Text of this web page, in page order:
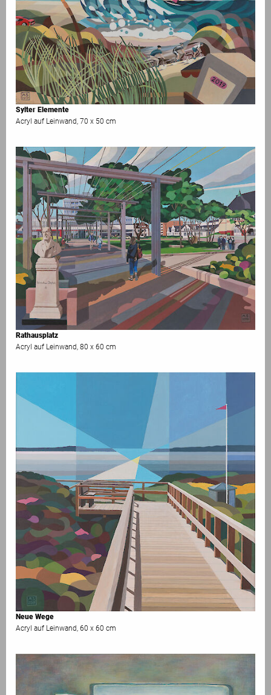
Sylter Elemente
Acryl auf Leinwand, 70 x 50 cm
Rathausplatz
Acryl auf Leinwand, 80 x 60 cm
Neue Wege
Acryl auf Leinwand, 60 x 60 cm